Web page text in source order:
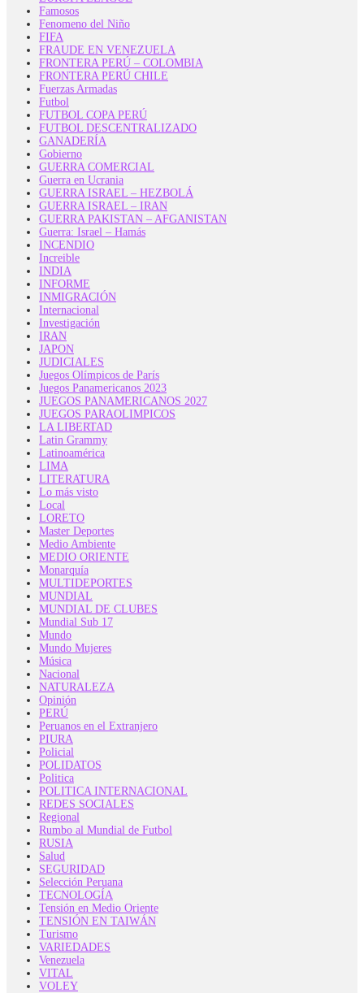
Famosos
Fenomeno del Niño
FIFA
FRAUDE EN VENEZUELA
FRONTERA PERÚ – COLOMBIA
FRONTERA PERÚ CHILE
Fuerzas Armadas
Futbol
FUTBOL COPA PERÚ
FUTBOL DESCENTRALIZADO
GANADERÍA
Gobierno
GUERRA COMERCIAL
Guerra en Ucrania
GUERRA ISRAEL – HEZBOLÁ
GUERRA ISRAEL – IRAN
GUERRA PAKISTAN – AFGANISTAN
Guerra: Israel – Hamás
INCENDIO
Increible
INDIA
INFORME
INMIGRACIÓN
Internacional
Investigación
IRAN
JAPON
JUDICIALES
Juegos Olímpicos de París
Juegos Panamericanos 2023
JUEGOS PANAMERICANOS 2027
JUEGOS PARAOLIMPICOS
LA LIBERTAD
Latin Grammy
Latinoamérica
LIMA
LITERATURA
Lo más visto
Local
LORETO
Master Deportes
Medio Ambiente
MEDIO ORIENTE
Monarquía
MULTIDEPORTES
MUNDIAL
MUNDIAL DE CLUBES
Mundial Sub 17
Mundo
Mundo Mujeres
Música
Nacional
NATURALEZA
Opinión
PERÚ
Peruanos en el Extranjero
PIURA
Policial
POLIDATOS
Politica
POLITICA INTERNACIONAL
REDES SOCIALES
Regional
Rumbo al Mundial de Futbol
RUSIA
Salud
SEGURIDAD
Selección Peruana
TECNOLOGÍA
Tensión en Medio Oriente
TENSIÓN EN TAIWÁN
Turismo
VARIEDADES
Venezuela
VITAL
VOLEY